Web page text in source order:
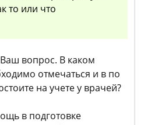
то или что
вопрос. В каком
отмечаться и в по
на учете у врачей?
в подготовке